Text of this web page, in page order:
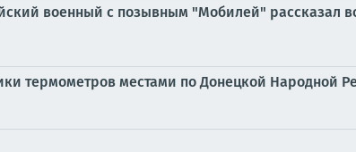
военный с позывным "Мобилей" рассказал
термометров местами по Донецкой Народной